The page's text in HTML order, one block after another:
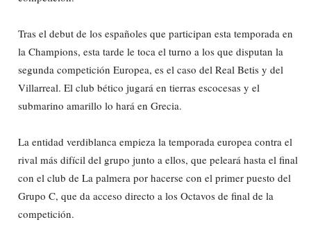
Tras el debut de los españoles que participan esta temporada en
la Champions, esta tarde le toca el turno a los que disputan la
segunda competición Europea, es el caso del Real Betis y del
Villarreal. El club bético jugará en tierras escocesas y el
submarino amarillo lo hará en Grecia.
La entidad verdiblanca empieza la temporada europea contra el
rival más difícil del grupo junto a ellos, que peleará hasta el final
con el club de La palmera por hacerse con el primer puesto del
Grupo C, que da acceso directo a los Octavos de final de la
competición.